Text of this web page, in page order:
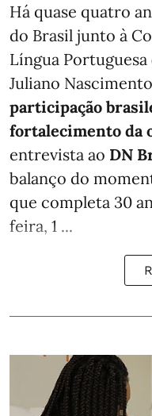
Há quase quatro
do Brasil junto à
Língua Portuguesa
Juliano Nascimento
participação
fortalecimento da
entrevista ao DN
balanço do
que completa 30
feira, 1 ...